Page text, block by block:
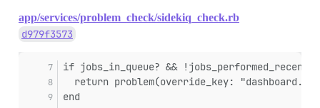
app/services/problem_check/sidekiq_check.rb
d979f3573
if jobs_in_queue? &&
return problem(override_key:
end